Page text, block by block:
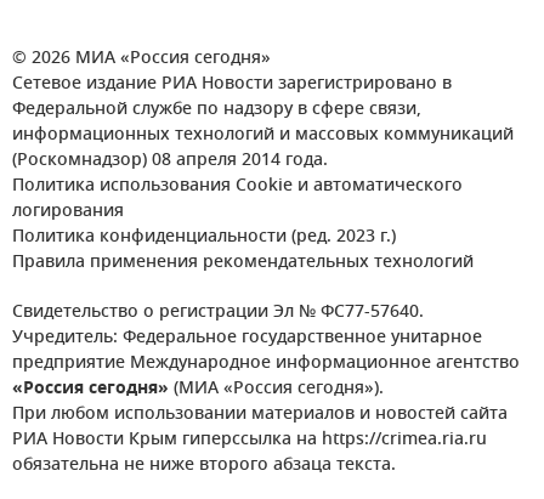
© 2026 МИА «Россия сегодня»
Сетевое издание РИА Новости зарегистрировано в
Федеральной службе по надзору в сфере связи,
информационных технологий и массовых коммуникаций
(Роскомнадзор) 08 апреля 2014 года.
Политика использования Cookie и автоматического
логирования
Политика конфиденциальности (ред. 2023 г.)
Правила применения рекомендательных технологий
Свидетельство о регистрации Эл № ФС77-57640.
Учредитель: Федеральное государственное унитарное
предприятие Международное информационное агентство
«Россия сегодня» (МИА «Россия сегодня»).
При любом использовании материалов и новостей сайта
РИА Новости Крым гиперссылка на https://crimea.ria.ru
обязательна не ниже второго абзаца текста.